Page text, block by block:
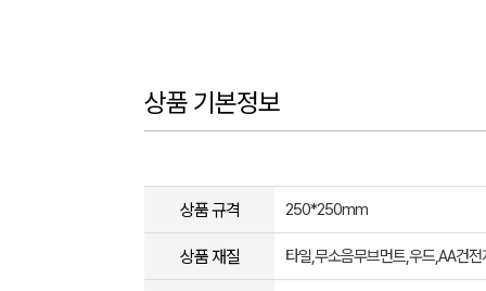
상품 기본정보
상품 규격 250*250mm
상품 재질 타일,무소음무브먼트,우드,AA건전